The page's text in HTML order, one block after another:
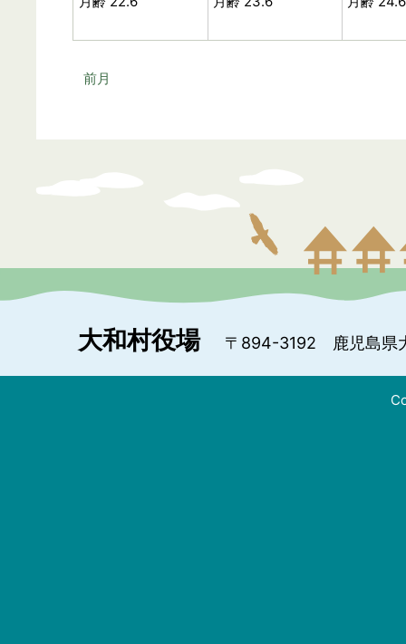
前月
大和村役場 〒894-3192 鹿児島県